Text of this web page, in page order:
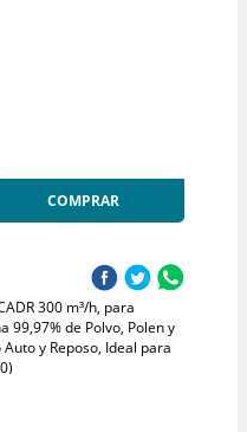
COMPRAR
300 m³/h, para
99,97% de Polvo, Polen y
y Reposo, Ideal para